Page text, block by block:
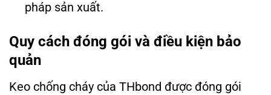
pháp sản xuất.
Quy cách đóng gói và điều kiện bảo
quản
Keo chống cháy của THbond được đóng gói